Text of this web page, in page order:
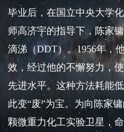
毕业后，在国立中央大学
师高济宇的指导下，陈家
滴涕（DDT）。1956年，
效，经过他的不懈努力，
先进水平。这种方法耗能
此变“废”为宝。为向陈家
颗微重力化工实验卫星，